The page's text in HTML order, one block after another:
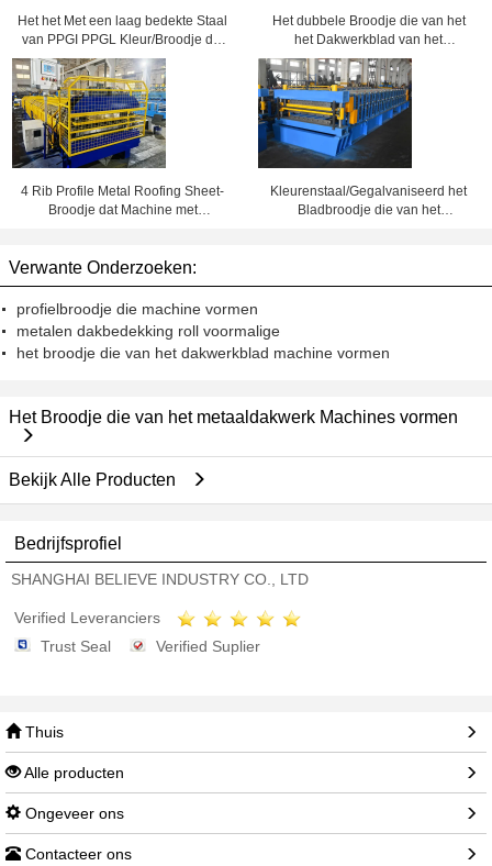
Het het Met een laag bedekte Staal
van PPGI PPGL Kleur/Broodje die
van de Metaaltegel Machine
vormen
Het dubbele Broodje die van het
het Dakwerkblad van het
Laagmetaal Machine voor
Golfbladen en 6 Rib Profile Sheets
vormen
4 Rib Profile Metal Roofing Sheet-
Broodje dat Machine met
Kleurenstaal/Gegalvaniseerd het
Bladbroodje die van het
Verwante Onderzoeken:
profielbroodje die machine vormen
metalen dakbedekking roll voormalige
het broodje die van het dakwerkblad machine vormen
Het Broodje die van het metaaldakwerk Machines vormen
Bekijk Alle Producten
Bedrijfsprofiel
SHANGHAI BELIEVE INDUSTRY CO., LTD
Verified Leveranciers
Trust Seal
Verified Suplier
Thuis
Alle producten
Ongeveer ons
Contacteer ons